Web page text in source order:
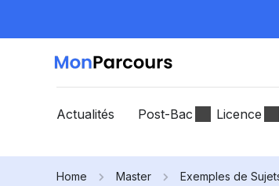
Actualités Post-Bac Licence
Home Master Exemples de